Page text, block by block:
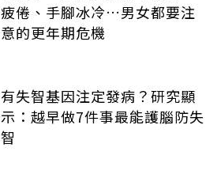
疲倦、手腳冰冷…男女都要注
意的更年期危機
有失智基因注定發病？研究顯
示：越早做7件事最能護腦防失
智